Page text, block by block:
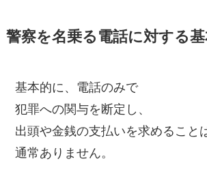
警察を名乗る電話に対する
基本的に、電話のみで
犯罪への関与を断定し、
出頭や金銭の支払いを求めること
通常ありません。